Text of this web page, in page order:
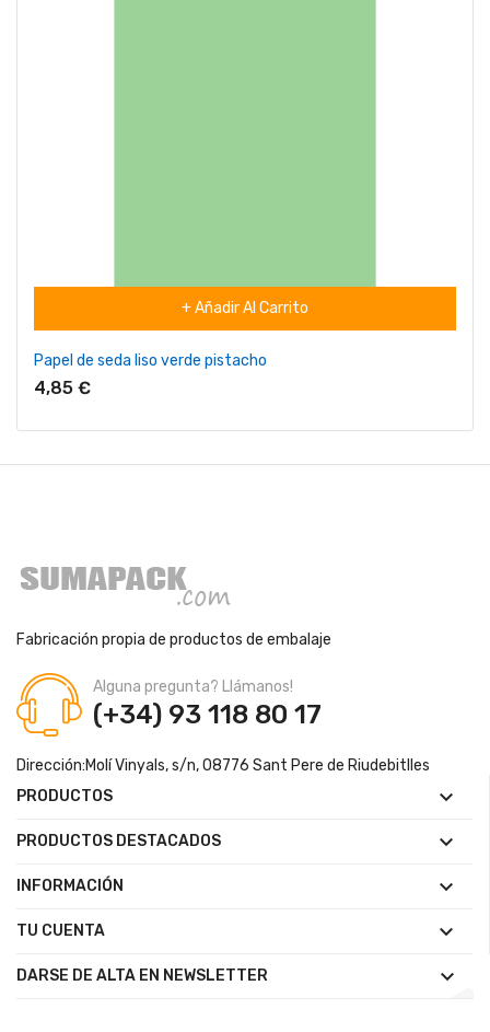
+ Añadir Al Carrito
Papel de seda liso verde pistacho
4,85 €
Fabricación propia de productos de embalaje
Alguna pregunta? Llámanos!
(+34) 93 118 80 17
Dirección:Molí Vinyals, s/n, 08776 Sant Pere de Riudebitlles
PRODUCTOS

PRODUCTOS DESTACADOS 
INFORMACIÓN 
TU CUENTA 
DARSE DE ALTA EN NEWSLETTER 